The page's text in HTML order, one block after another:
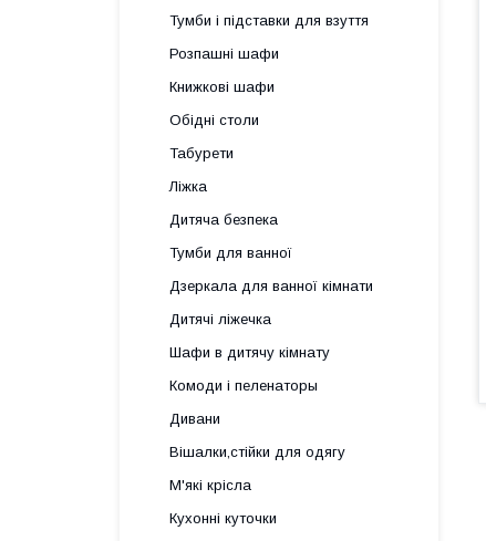
Тумби і підставки для взуття
Розпашні шафи
Книжкові шафи
Обідні столи
Табурети
Ліжка
Дитяча безпека
Тумби для ванної
Дзеркала для ванної кімнати
Дитячі ліжечка
Шафи в дитячу кімнату
Комоди і пеленаторы
Дивани
Вішалки,стійки для одягу
М'які крісла
Кухонні куточки